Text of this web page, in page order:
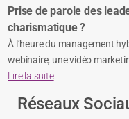
Prise de parole des
charismatique ?
À l’heure du management
webinaire, une vidéo
Lire la suite
Réseaux